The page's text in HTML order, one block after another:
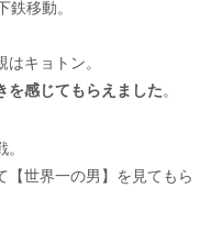
移動。
キョトン。
を感じてもらえました。
【世界一の男】を見てもら